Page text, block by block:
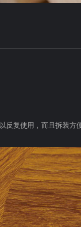
反复使用，而且拆装方